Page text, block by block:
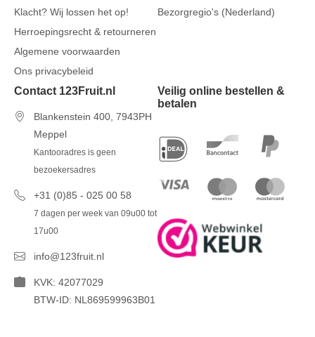
Klacht? Wij lossen het op!
Herroepingsrecht & retourneren
Algemene voorwaarden
Ons privacybeleid
Bezorgregio's (Nederland)
Contact 123Fruit.nl
Blankenstein 400, 7943PH
Meppel
Kantooradres is geen
bezoekersadres
+31 (0)85 - 025 00 58
7 dagen per week van 09u00 tot
17u00
info@123fruit.nl
KVK: 42077029
BTW-ID: NL869599963B01
Veilig online bestellen &
betalen